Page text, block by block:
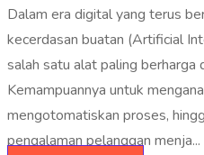
Dalam era digital yang terus
kecerdasan buatan (Artificial
salah satu alat paling berharga
Kemampuannya untuk
mengotomatiskan proses,
pengalaman pelanggan menja...